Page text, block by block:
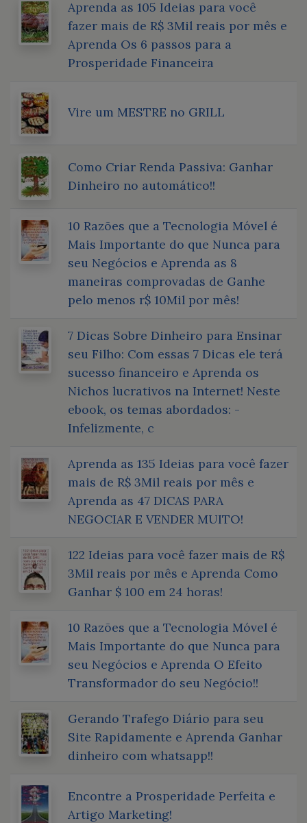
Aprenda as 105 Ideias para você
fazer mais de R$ 3Mil reais por mês e
Aprenda Os 6 passos para a
Prosperidade Financeira
Vire um MESTRE no GRILL
Como Criar Renda Passiva: Ganhar
Dinheiro no automático!!
10 Razões que a Tecnologia Móvel é
Mais Importante do que Nunca para
seu Negócios e Aprenda as 8
maneiras comprovadas de Ganhe
pelo menos r$ 10Mil por mês!
7 Dicas Sobre Dinheiro para Ensinar
seu Filho: Com essas 7 Dicas ele terá
sucesso financeiro e Aprenda os
Nichos lucrativos na Internet! Neste
ebook, os temas abordados: -
Infelizmente, c
Aprenda as 135 Ideias para você fazer
mais de R$ 3Mil reais por mês e
Aprenda as 47 DICAS PARA
NEGOCIAR E VENDER MUITO!
122 Ideias para você fazer mais de R$
3Mil reais por mês e Aprenda Como
Ganhar $ 100 em 24 horas!
10 Razões que a Tecnologia Móvel é
Mais Importante do que Nunca para
seu Negócios e Aprenda O Efeito
Transformador do seu Negócio!!
Gerando Trafego Diário para seu
Site Rapidamente e Aprenda Ganhar
dinheiro com whatsapp!!
Encontre a Prosperidade Perfeita e
Artigo Marketing!